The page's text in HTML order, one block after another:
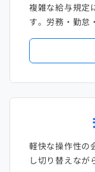
複雑な給与規定
す。労務・勤怠
軽快な操作性の
し切り替えなが